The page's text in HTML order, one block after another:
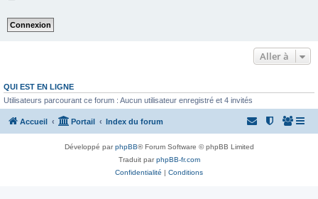
Aller à
QUI EST EN LIGNE
Utilisateurs parcourant ce forum : Aucun utilisateur enregistré et 4 invités
Accueil Portail Index du forum
Développé parphpBB® Forum Software © phpBB Limited
Traduit parphpBB-fr.com
Confidentialité | Conditions